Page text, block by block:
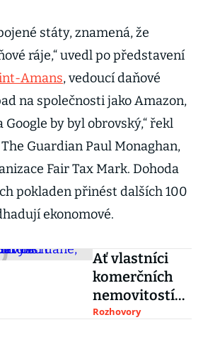
státy, znamená, že
ráje,“ uvedl po představení
Amans, vedoucí daňové
na společnosti jako Amazon,
Google by byl obrovský,“ řekl
Guardian Paul Monaghan,
Fair Tax Mark. Dohoda
pokladen přinést dalších 100
ekonomové.
Ať vlastníci
komerčních
nemovitostí
platí vyšší
Rozhovory